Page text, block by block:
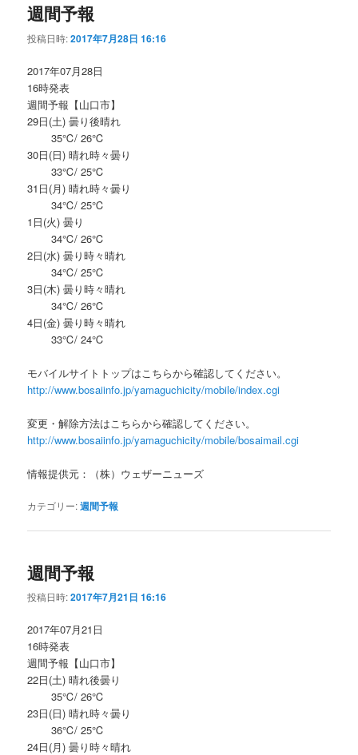
週間予報
投稿日時:2017年7月28日 16:16
2017年07月28日
16時発表
週間予報【山口市】
29日(土) 曇り後晴れ
35℃/ 26℃
30日(日) 晴れ時々曇り
33℃/ 25℃
31日(月) 晴れ時々曇り
34℃/ 25℃
1日(火) 曇り
34℃/ 26℃
2日(水) 曇り時々晴れ
34℃/ 25℃
3日(木) 曇り時々晴れ
34℃/ 26℃
4日(金) 曇り時々晴れ
33℃/ 24℃
モバイルサイトトップはこちらから確認してください。
http://www.bosaiinfo.jp/yamaguchicity/mobile/index.cgi
変更・解除方法はこちらから確認してください。
http://www.bosaiinfo.jp/yamaguchicity/mobile/bosaimail.cgi
情報提供元：（株）ウェザーニューズ
カテゴリー:週間予報
週間予報
投稿日時:2017年7月21日 16:16
2017年07月21日
16時発表
週間予報【山口市】
22日(土) 晴れ後曇り
35℃/ 26℃
23日(日) 晴れ時々曇り
36℃/ 25℃
24日(月) 曇り時々晴れ